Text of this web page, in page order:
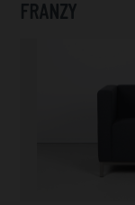
FRANZY